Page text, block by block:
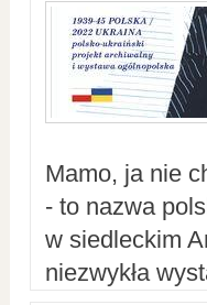
Mamo, ja nie
- to nazwa
w siedleckim
niezwykła